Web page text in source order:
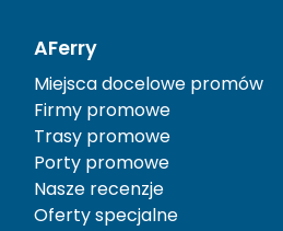
AFerry
Miejsca docelowe promów
Firmy promowe
Trasy promowe
Porty promowe
Nasze recenzje
Oferty specjalne